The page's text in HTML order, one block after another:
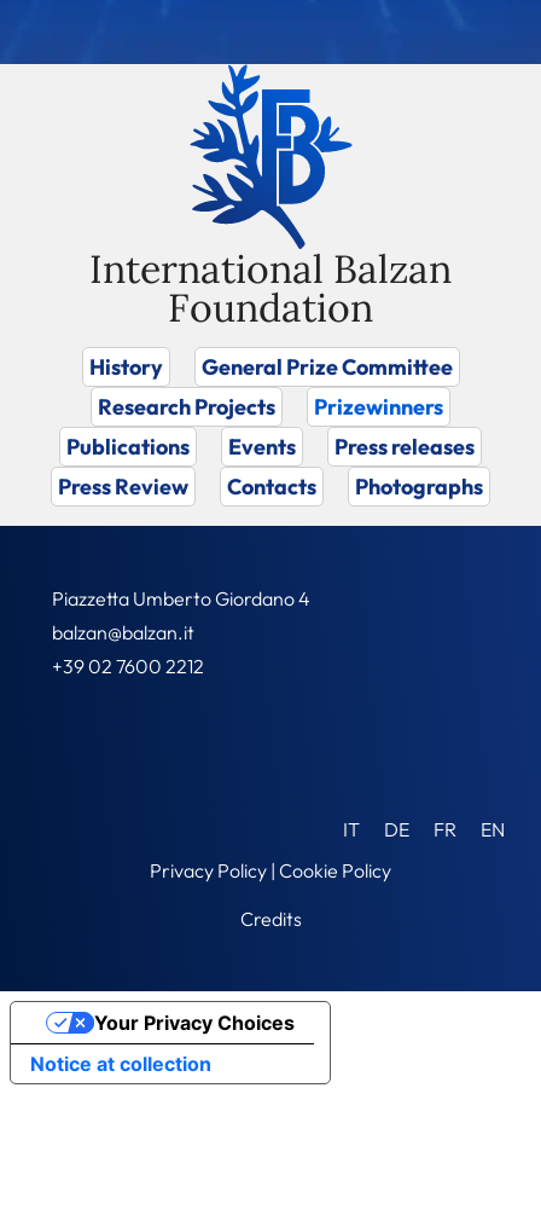
International Balzan
Foundation
History
General Prize Committee
Research Projects
Prizewinners
Publications
Events
Press releases
Press Review
Contacts Photographs
Piazzetta Umberto Giordano 4
balzan@balzan.it
+39 02 7600 2212
IT DE FR
EN
Privacy Policy | Cookie Policy
Credits
Notice at collection
Your Privacy Choices